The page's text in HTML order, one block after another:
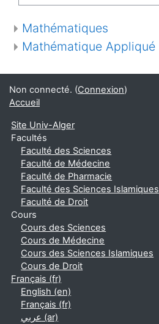
Mathématiques
Mathématique Appliqué
Non connecté. (Connexion)
Accueil
Site Univ-Alger
Facultés
Faculté des Sciences
Faculté de Médecine
Faculté de Pharmacie
Faculté des Sciences Islamiques
Faculté de Droit
Cours
Cours des Sciences
Cours de Médecine
Cours des Sciences Islamiques
Cours de Droit
Français ‎(fr)‎
English ‎(en)‎
Français ‎(fr)‎
عربي ‎(ar)‎